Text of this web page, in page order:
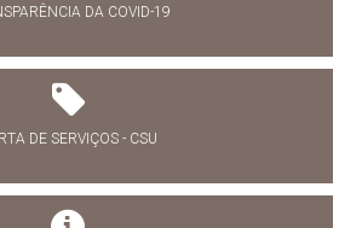
DA COVID-19
DE SERVIÇOS - CSU